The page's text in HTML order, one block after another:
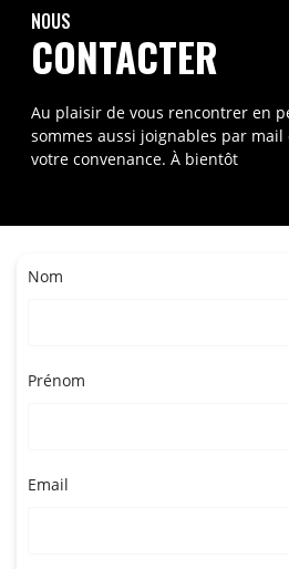
NOUS
CONTACTER
Au plaisir de vous rencontrer en
sommes aussi joignables par
votre convenance. À bientôt
Nom
Prénom
Email